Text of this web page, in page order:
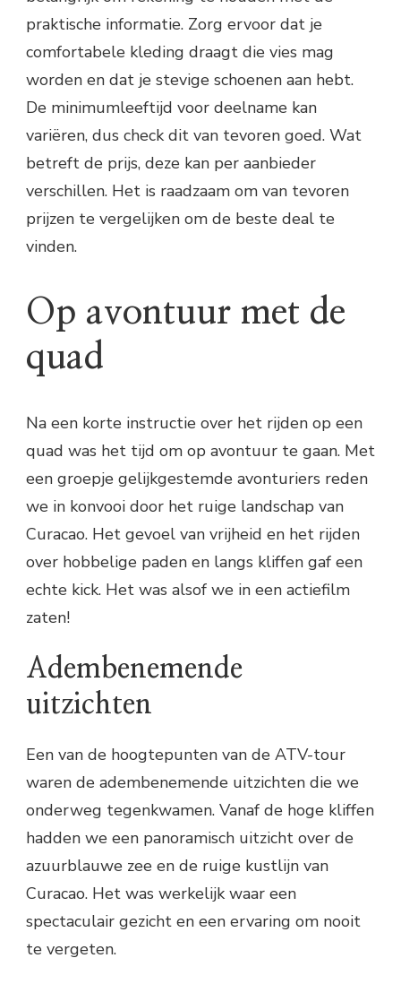
praktische informatie. Zorg ervoor dat je
comfortabele kleding draagt die vies mag
worden en dat je stevige schoenen aan hebt.
De minimumleeftijd voor deelname kan
variëren, dus check dit van tevoren goed. Wat
betreft de prijs, deze kan per aanbieder
verschillen. Het is raadzaam om van tevoren
prijzen te vergelijken om de beste deal te
vinden.
Op avontuur met de
quad
Na een korte instructie over het rijden op een
quad was het tijd om op avontuur te gaan. Met
een groepje gelijkgestemde avonturiers reden
we in konvooi door het ruige landschap van
Curacao. Het gevoel van vrijheid en het rijden
over hobbelige paden en langs kliffen gaf een
echte kick. Het was alsof we in een actiefilm
zaten!
Adembenemende
uitzichten
Een van de hoogtepunten van de ATV-tour
waren de adembenemende uitzichten die we
onderweg tegenkwamen. Vanaf de hoge kliffen
hadden we een panoramisch uitzicht over de
azuurblauwe zee en de ruige kustlijn van
Curacao. Het was werkelijk waar een
spectaculair gezicht en een ervaring om nooit
te vergeten.